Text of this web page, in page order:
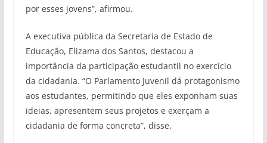
por esses jovens”, afirmou.
A executiva pública da Secretaria de Estado de
Educação, Elizama dos Santos, destacou a
importância da participação estudantil no exercício
da cidadania. “O Parlamento Juvenil dá protagonismo
aos estudantes, permitindo que eles exponham suas
ideias, apresentem seus projetos e exerçam a
cidadania de forma concreta”, disse.